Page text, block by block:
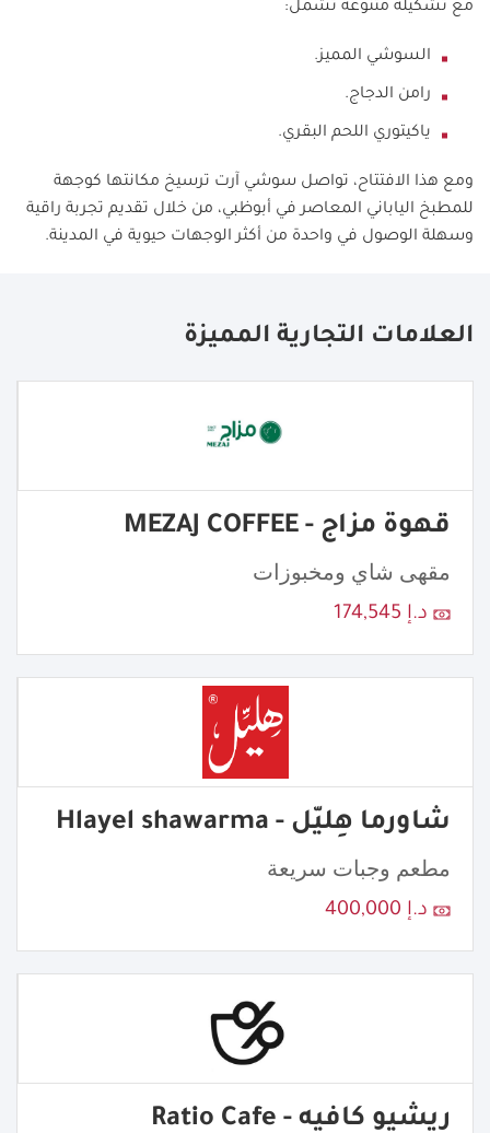
مع تشكيلة متنوعة تشمل:
السوشي المميز.
رامن الدجاج.
ياكيتوري اللحم البقري.
ومع هذا الافتتاح، تواصل سوشي آرت ترسيخ مكانتها كوجهة
للمطبخ الياباني المعاصر في أبوظبي، من خلال تقديم تجربة راقية
وسهلة الوصول في واحدة من أكثر الوجهات حيوية في المدينة.
العلامات التجارية المميزة
قهوة مزاج - MEZAJ COFFEE
مقهى شاي ومخبوزات
د.إ 174,545
شاورما هِليّل - Hlayel shawarma
مطعم وجبات سريعة
د.إ 400,000
ريشيو كافيه - Ratio Cafe